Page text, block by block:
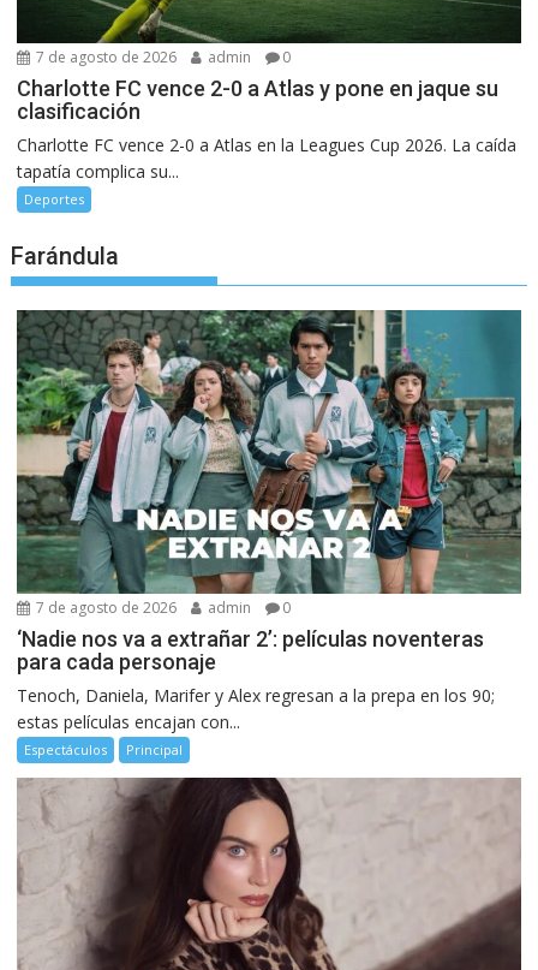
7 de agosto de 2026 admin 0
Charlotte FC vence 2-0 a Atlas y pone en jaque su
clasificación
Charlotte FC vence 2-0 a Atlas en la Leagues Cup 2026. La caída
tapatía complica su...
Deportes
Farándula
7 de agosto de 2026 admin 0
‘Nadie nos va a extrañar 2’: películas noventeras
para cada personaje
Tenoch, Daniela, Marifer y Alex regresan a la prepa en los 90;
estas películas encajan con...
Espectáculos Principal